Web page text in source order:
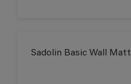
Sadolin Basic Wall Matt